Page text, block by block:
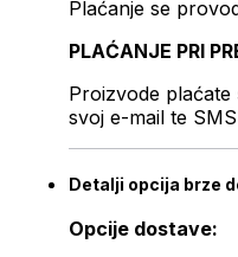
Plaćanje se
PLAĆANJE PRI
Proizvode plaćate
svoj e-mail te
Detalji opcija brze
Opcije dostave: